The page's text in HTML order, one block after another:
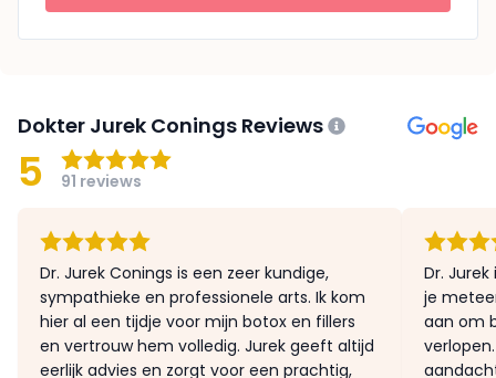
Dokter Jurek Conings Reviews
5 91 reviews
Dr. Jurek Conings is een zeer kundige,
sympathieke en professionele arts. Ik kom
hier al een tijdje voor mijn botox en fillers
en vertrouw hem volledig. Jurek geeft altijd
eerlijk advies en zorgt voor een prachtig,
Dr.
je
aan om